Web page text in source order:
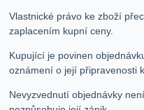
Vlastnické právo ke zboží
zaplacením kupní ceny.
Kupující je povinen
oznámení o její připravenosti
Nevyzvednutí objednávky